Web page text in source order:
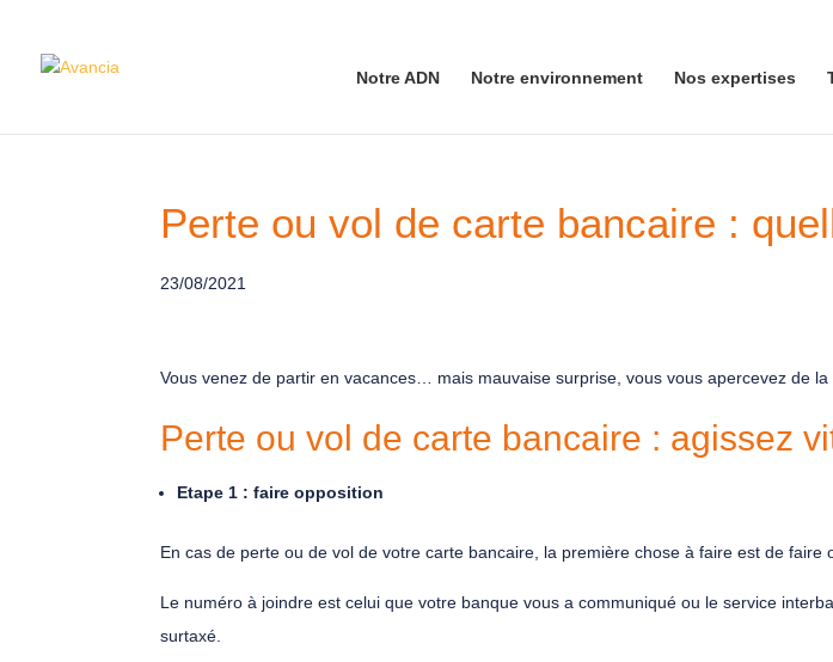
Notre ADN Notre environnement Nos expertises
Perte ou vol de carte bancaire :
23/08/2021
Vous venez de partir en vacances… mais mauvaise surprise, vous vous apercevez de
Perte ou vol de carte bancaire : agissez
Etape 1 : faire opposition
En cas de perte ou de vol de votre carte bancaire, la première chose à faire est de faire
Le numéro à joindre est celui que votre banque vous a communiqué ou le service
surtaxé.